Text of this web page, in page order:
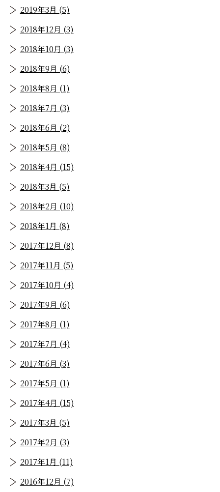
2019年3月 (5)
2018年12月 (3)
2018年10月 (3)
2018年9月 (6)
2018年8月 (1)
2018年7月 (3)
2018年6月 (2)
2018年5月 (8)
2018年4月 (15)
2018年3月 (5)
2018年2月 (10)
2018年1月 (8)
2017年12月 (8)
2017年11月 (5)
2017年10月 (4)
2017年9月 (6)
2017年8月 (1)
2017年7月 (4)
2017年6月 (3)
2017年5月 (1)
2017年4月 (15)
2017年3月 (5)
2017年2月 (3)
2017年1月 (11)
2016年12月 (7)